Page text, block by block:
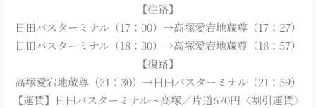
【往路】
日田バスターミナル（17：00）→高塚愛宕地蔵尊（17：27）
日田バスターミナル（18：30）→高塚愛宕地蔵尊（18：57）
【復路】
高塚愛宕地蔵尊（21：30）→日田バスターミナル（21：59）
【運賃】日田バスターミナル～高塚／片道670円〈割引運賃〉